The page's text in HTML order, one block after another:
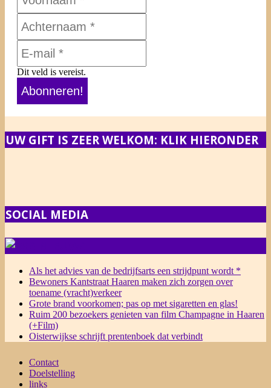
Dit veld is vereist.
UW GIFT IS ZEER WELKOM: KLIK HIERONDER
SOCIAL MEDIA
Als het advies van de bedrijfsarts een strijdpunt wordt *
Bewoners Kantstraat Haaren maken zich zorgen over
toename (vracht)verkeer
Grote brand voorkomen; pas op met sigaretten en glas!
Ruim 200 bezoekers genieten van film Champagne in Haaren
(+Film)
Oisterwijkse schrijft prentenboek dat verbindt
Contact
Doelstelling
links